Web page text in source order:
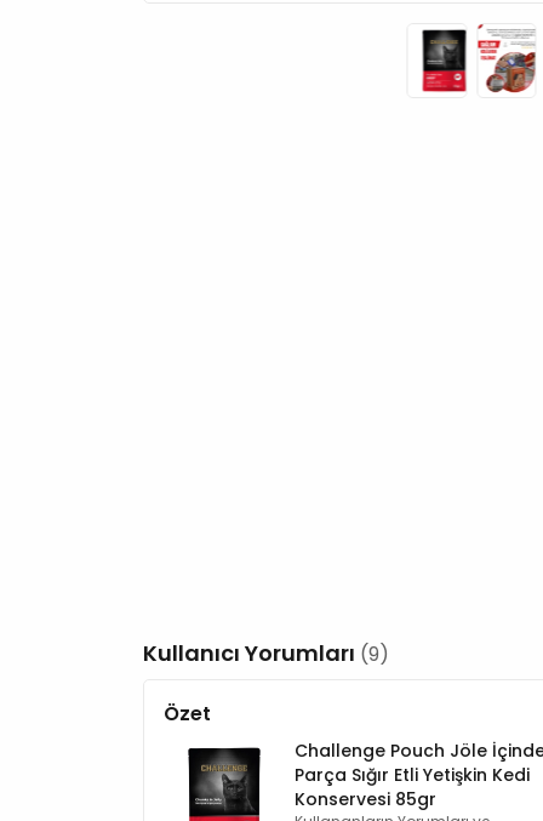
Kullanıcı Yorumları (9)
Özet
Challenge Pouch Jöle
Parça Sığır Etli Yetişkin Kedi
Konservesi 85gr